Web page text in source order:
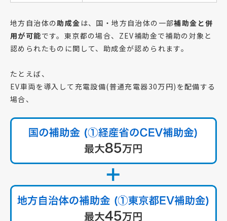
地方自治体の助成金 は、国・地方自治体の一部補助金と併
用が可能です。東京都の場合、ZEV補助金で補助の対象と
認められたものに関して、助成金が認められます。
たとえば、
EV車両を導入して充電設備(普通充電器30万円)を配備する
場合、